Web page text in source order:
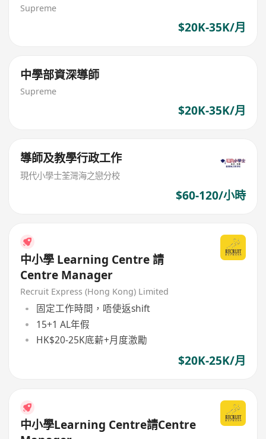
Supreme
$20K-35K/月
中學部資深導師
Supreme
$20K-35K/月
導師及教學行政工作
現代小學士荃灣海之戀分校
$60-120/小時
中小學 Learning Centre 請
Centre Manager
Recruit Express (Hong Kong) Limited
固定工作時間，唔使返shift
15+1 AL年假
HK$20-25K底薪+月度激勵
$20K-25K/月
中小學Learning Centre請Centre